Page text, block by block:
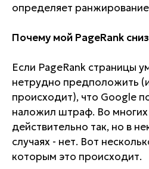
определяет
Почему мой PageRank
Если PageRank страницы
нетрудно предположить
происходит), что Google
наложил штраф. Во многих
действительно так, но в
случаях - нет. Вот
которым это происходит.